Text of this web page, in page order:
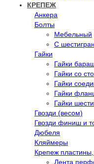
КРЕПЕЖ
Анкера
Болты
Мебельный
С
Гайки
Гайки
Гайки со
Гайки
Гайки
Гайки
Гвозди (весом)
Гвозди финиш и
Дюбеля
Кляймеры
Крепеж
Лента